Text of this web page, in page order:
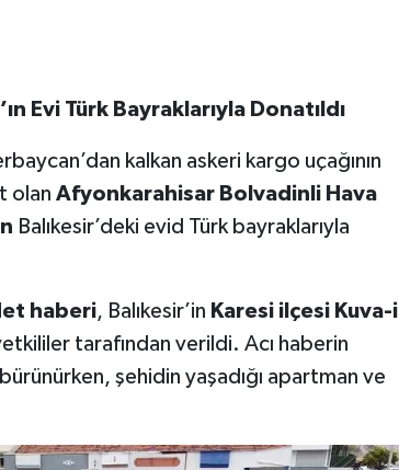
Evi Türk Bayraklarıyla Donatıldı
kalkan askeri kargo uçağının
olan Afyonkarahisar Bolvadinli Hava
Balıkesir’deki evid Türk bayraklarıyla
haberi, Balıkesir’in Karesi ilçesi Kuva-i
tarafından verildi. Acı haberin
şehidin yaşadığı apartman ve